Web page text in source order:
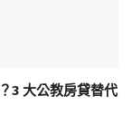
3 大公教房貸替代